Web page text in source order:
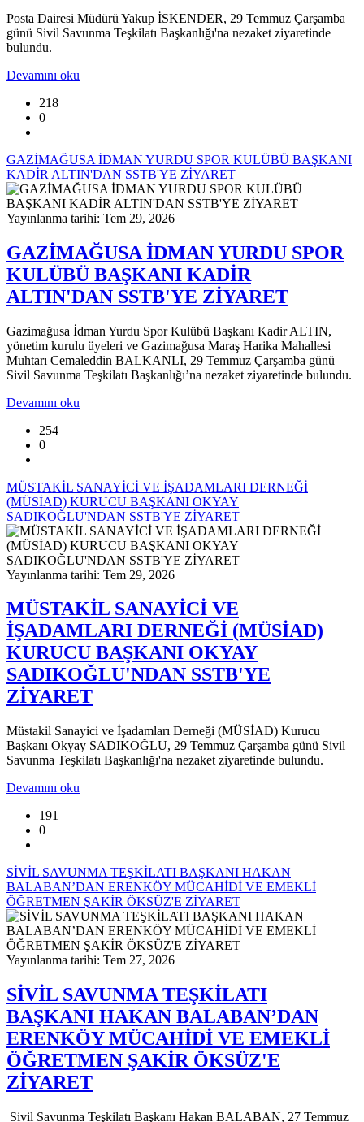
Posta Dairesi Müdürü Yakup İSKENDER, 29 Temmuz Çarşamba
günü Sivil Savunma Teşkilatı Başkanlığı'na nezaket ziyaretinde
bulundu.
Devamını oku
218
0
GAZİMAĞUSA İDMAN YURDU SPOR KULÜBÜ BAŞKANI
KADİR ALTIN'DAN SSTB'YE ZİYARET
Yayınlanma tarihi: Tem 29, 2026
GAZİMAĞUSA İDMAN YURDU SPOR
KULÜBÜ BAŞKANI KADİR
ALTIN'DAN SSTB'YE ZİYARET
Gazimağusa İdman Yurdu Spor Kulübü Başkanı Kadir ALTIN,
yönetim kurulu üyeleri ve Gazimağusa Maraş Harika Mahallesi
Muhtarı Cemaleddin BALKANLI, 29 Temmuz Çarşamba günü
Sivil Savunma Teşkilatı Başkanlığı’na nezaket ziyaretinde bulundu.
Devamını oku
254
0
MÜSTAKİL SANAYİCİ VE İŞADAMLARI DERNEĞİ
(MÜSİAD) KURUCU BAŞKANI OKYAY
SADIKOĞLU'NDAN SSTB'YE ZİYARET
Yayınlanma tarihi: Tem 29, 2026
MÜSTAKİL SANAYİCİ VE
İŞADAMLARI DERNEĞİ (MÜSİAD)
KURUCU BAŞKANI OKYAY
SADIKOĞLU'NDAN SSTB'YE
ZİYARET
Müstakil Sanayici ve İşadamları Derneği (MÜSİAD) Kurucu
Başkanı Okyay SADIKOĞLU, 29 Temmuz Çarşamba günü Sivil
Savunma Teşkilatı Başkanlığı'na nezaket ziyaretinde bulundu.
Devamını oku
191
0
SİVİL SAVUNMA TEŞKİLATI BAŞKANI HAKAN
BALABAN’DAN ERENKÖY MÜCAHİDİ VE EMEKLİ
ÖĞRETMEN ŞAKİR ÖKSÜZ'E ZİYARET
Yayınlanma tarihi: Tem 27, 2026
SİVİL SAVUNMA TEŞKİLATI
BAŞKANI HAKAN BALABAN’DAN
ERENKÖY MÜCAHİDİ VE EMEKLİ
ÖĞRETMEN ŞAKİR ÖKSÜZ'E
ZİYARET
Sivil Savunma Teşkilatı Başkanı Hakan BALABAN, 27 Temmuz